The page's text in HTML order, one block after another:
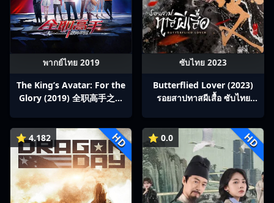
พากย์ไทย 2019
The King’s Avatar: For the
Glory (2019) 全职高手之巅
ซับไทย 2023
Butterflied Lover (2023)
รอยสาปทาสผีเสื้อ ซับไทย
⭐ 4.182 HD ⭐ 0.0 HD